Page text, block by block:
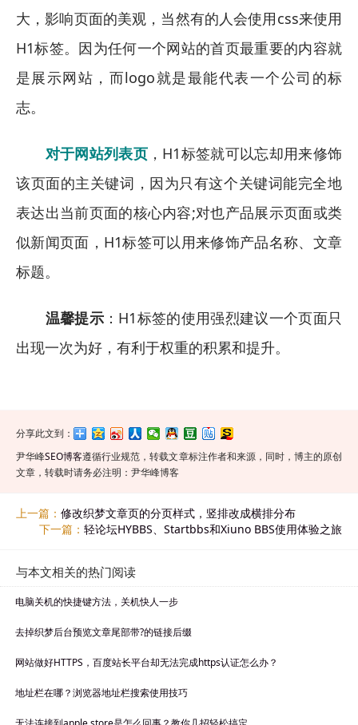
大，影响页面的美观，当然有的人会使用css来使用
H1标签。因为任何一个网站的首页最重要的内容就
是展示网站，而logo就是最能代表一个公司的标
志。
对于网站列表页 ，H1标签就可以忘却用来修饰
该页面的主关键词，因为只有这个关键词能完全地
表达出当前页面的核心内容;对也产品展示页面或类
似新闻页面，H1标签可以用来修饰产品名称、文章
标题。
温馨提示 ：H1标签的使用强烈建议一个页面只
出现一次为好，有利于权重的积累和提升。
分享此文到：
尹华峰SEO博客遵循行业规范，转载文章标注作者和来源，同时，博主的原创
文章，转载时请务必注明：尹华峰博客
上一篇： 修改织梦文章页的分页样式，竖排改成横排分布
下一篇： 轻论坛HYBBS、Startbbs和Xiuno BBS使用体验之旅
与本文相关的热门阅读
电脑关机的快捷键方法，关机快人一步
去掉织梦后台预览文章尾部带?的链接后缀
网站做好HTTPS，百度站长平台却无法完成https认证怎么办？
地址栏在哪？浏览器地址栏搜索使用技巧